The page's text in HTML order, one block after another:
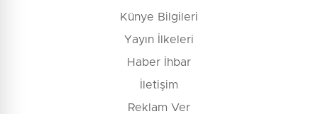
Künye Bilgileri
Yayın İlkeleri
Haber İhbar
İletişim
Reklam Ver